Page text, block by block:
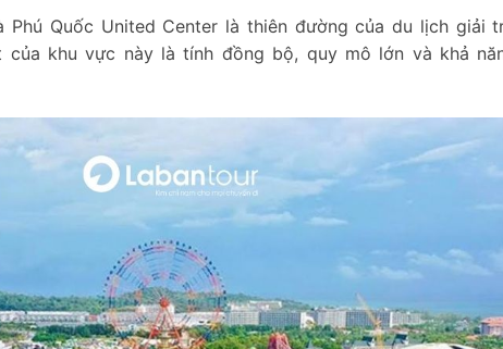
Phú Quốc United Center là thiên đường của du lịch giải
khu vực này là tính đồng bộ, quy mô lớn và khả